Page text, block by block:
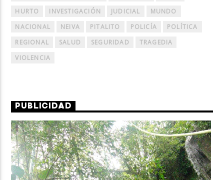
HURTO
INVESTIGACIÓN JUDICIAL
MUNDO
NACIONAL
NEIVA PITALITO POLICÍA
POLÍTICA
REGIONAL
SALUD SEGURIDAD
TRAGEDIA
VIOLENCIA
PUBLICIDAD